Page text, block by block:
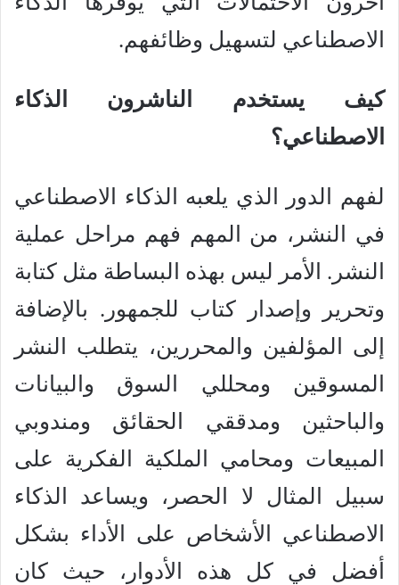
الاصطناعي لتسهيل وظائفهم.
كيف يستخدم الناشرون الذكاء
الاصطناعي؟
لفهم الدور الذي يلعبه الذكاء الاصطناعي
في النشر، من المهم فهم مراحل عملية
النشر. الأمر ليس بهذه البساطة مثل كتابة
وتحرير وإصدار كتاب للجمهور. بالإضافة
إلى المؤلفين والمحررين، يتطلب النشر
المسوقين ومحللي السوق والبيانات
والباحثين ومدققي الحقائق ومندوبي
المبيعات ومحامي الملكية الفكرية على
سبيل المثال لا الحصر، ويساعد الذكاء
الاصطناعي الأشخاص على الأداء بشكل
أفضل في كل هذه الأدوار، حيث كان